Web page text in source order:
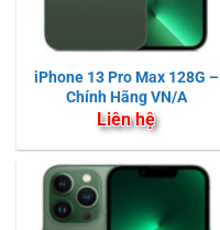
iPhone 13 Pro Max 128G –
Chính Hãng VN/A
Liên hệ